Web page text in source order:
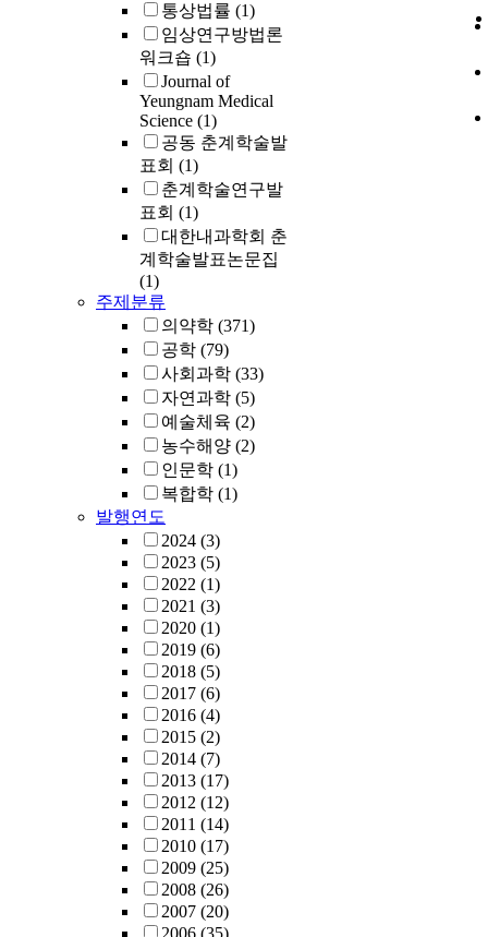
통상법률 (1)
임상연구방법론
워크숍 (1)
Journal of
Yeungnam Medical
Science (1)
공동 춘계학술발
표회 (1)
춘계학술연구발
표회 (1)
대한내과학회 춘
계학술발표논문집
(1)
주제분류
의약학 (371)
공학 (79)
사회과학 (33)
자연과학 (5)
예술체육 (2)
농수해양 (2)
인문학 (1)
복합학 (1)
발행연도
2024 (3)
2023 (5)
2022 (1)
2021 (3)
2020 (1)
2019 (6)
2018 (5)
2017 (6)
2016 (4)
2015 (2)
2014 (7)
2013 (17)
2012 (12)
2011 (14)
2010 (17)
2009 (25)
2008 (26)
2007 (20)